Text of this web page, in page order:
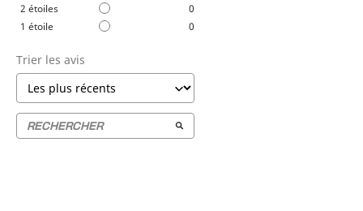
2 étoiles
0
1 étoile 0
Trier les avis